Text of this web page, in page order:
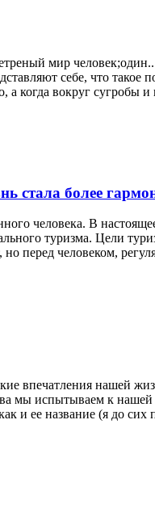
мир
себе, что такое
когда вокруг сугробы
стала более
человека. В
туризма. Цели
перед человеком,
впечатления нашей
мы испытываем к
и ее название (я до